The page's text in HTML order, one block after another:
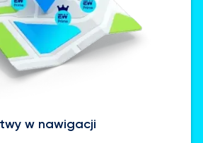
w nawigacji